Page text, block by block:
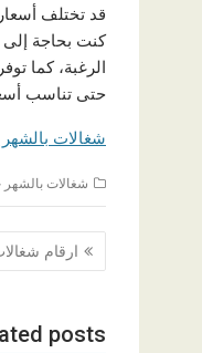
قد تختلف
كنت بحاجة إلى
الرغبة، كما
حتى تناسب
شغالات
شغالات بالشهر
تصفّح
المقالات
ارقام شغالات في
posts